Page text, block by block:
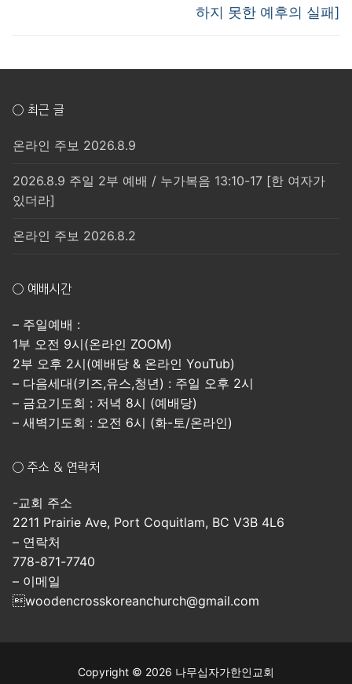
하지 못한 예후의 실패]
○ 최근 글
온라인 주보 2026.8.9
2026.8.9 주일 2부 예배 / 누가복음 13:10-17 [한 여자가
있더라]
온라인 주보 2026.8.2
○ 예배시간
– 주일예배 :
1부 오전 9시(온라인 ZOOM)
2부 오후 2시(예배당 & 온라인 YouTub)
– 다음세대(키즈,유스,청년) : 주일 오후 2시
– 금요기도회 : 저녁 8시 (예배당)
– 새벽기도회 : 오전 6시 (화-토/온라인)
○ 주소 & 연락처
-교회 주소
2211 Prairie Ave, Port Coquitlam, BC V3B 4L6
– 연락처
778-871-7740
– 이메일
woodencrosskoreanchurch@gmail.com
Copyright © 2026 나무십자가한인교회